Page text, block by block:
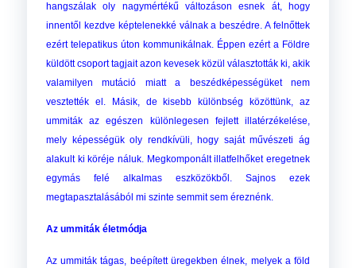
hangszálak oly nagymértékű változáson esnek át, hogy
innentől kezdve képtelenekké válnak a beszédre. A felnőttek
ezért telepatikus úton kommunikálnak. Éppen ezért a Földre
küldött csoport tagjait azon kevesek közül választották ki, akik
valamilyen mutáció miatt a beszédképességüket nem
vesztették el. Másik, de kisebb különbség közöttünk, az
ummiták az egészen különlegesen fejlett illatérzékelése,
mely képességük oly rendkívüli, hogy saját művészeti ág
alakult ki köréje náluk. Megkomponált illatfelhőket eregetnek
egymás felé alkalmas eszközökből. Sajnos ezek
megtapasztalásából mi szinte semmit sem éreznénk.
Az ummiták életmódja
Az ummiták tágas, beépített üregekben élnek, melyek a föld